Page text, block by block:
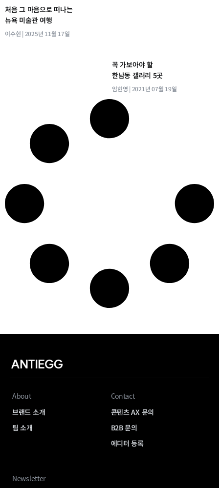
처음 그 마음으로 떠나는
뉴욕 미술관 여행
이수현 2025년 11월 17일
꼭 가보아야 할
한남동 갤러리 5곳
임현영 2021년 07월 19일
About
브랜드 소개
팀 소개
Contact
콘텐츠 AX 문의
B2B 문의
에디터 등록
Newsletter